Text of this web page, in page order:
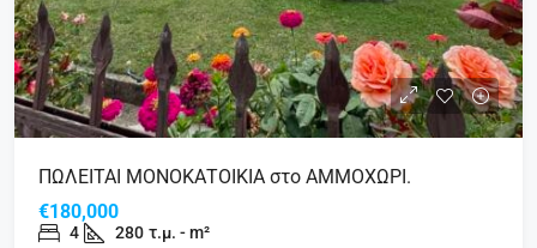
ΠΩΛΕΙΤΑΙ ΜΟΝΟΚΑΤΟΙΚΙΑ στο ΑΜΜΟΧΩΡΙ.
€180,000
4 280 τ.μ. - m²